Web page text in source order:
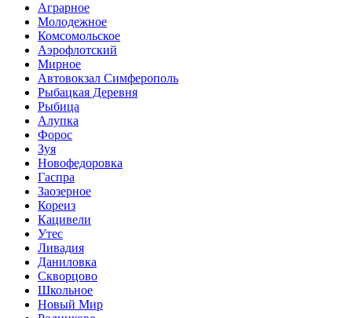
Аграрное
Молодежное
Комсомольское
Аэрофлотский
Мирное
Автовокзал Симферополь
Рыбацкая Деревня
Рыбица
Алупка
Форос
Зуя
Новофедоровка
Гаспра
Заозерное
Кореиз
Кацивели
Утес
Ливадия
Даниловка
Скворцово
Школьное
Новый Мир